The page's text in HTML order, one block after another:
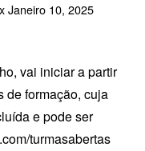
Janeiro 10, 2025
vai iniciar a partir
de formação, cuja
e pode ser
turmasabertas